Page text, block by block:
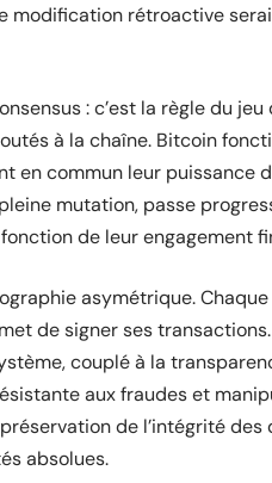
modification rétroactive
: c’est la règle du
à la chaîne. Bitcoin
en commun leur puissance
mutation, passe
de leur engagement
asymétrique.
de signer ses
couplé à la
aux fraudes et
de l’intégrité
absolues.